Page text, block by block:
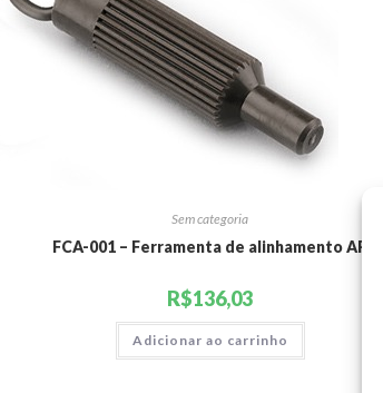
Sem categoria
FCA-001 – Ferramenta de alinhamento AP
R$136,03
Adicionar ao carrinho